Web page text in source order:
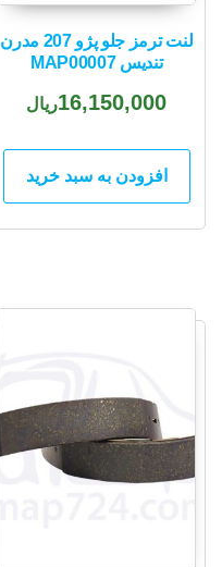
لنت ترمز جلو پژو 207 مدرن
تندیس MAP00007
16,150,000ریال
افزودن به سبد خرید